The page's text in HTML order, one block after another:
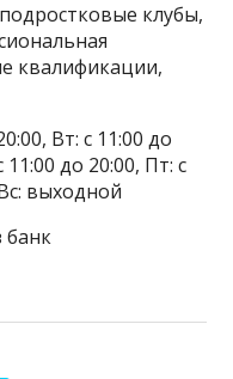
клубы,
квалификации,
Вт: с 11:00 до
11:00 до 20:00, Пт: с
выходной
банк